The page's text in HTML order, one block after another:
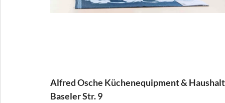
Alfred Osche Küchenequipment &
Baseler Str. 9